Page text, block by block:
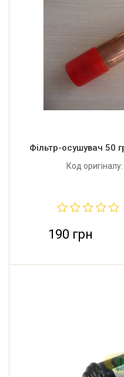
Фільтр-осушувач 50
Код
190 грн